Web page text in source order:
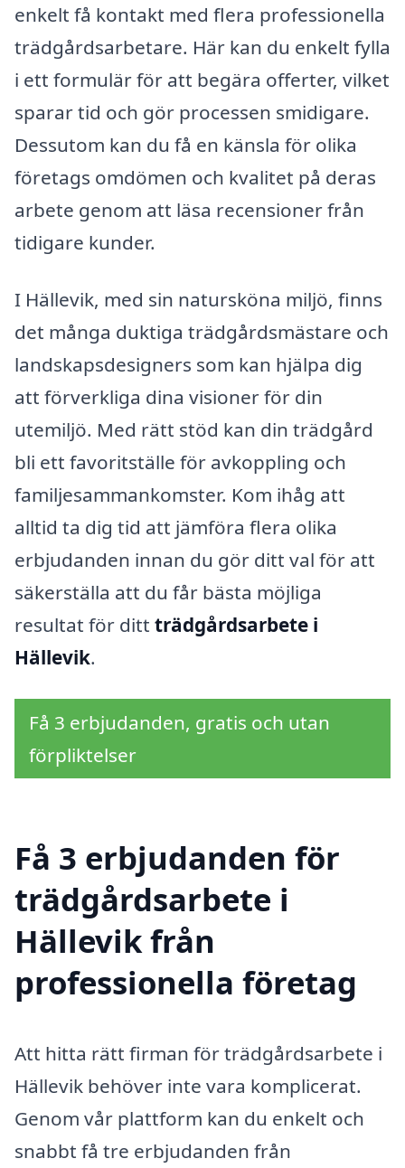
enkelt få kontakt med flera professionella
trädgårdsarbetare. Här kan du enkelt fylla
i ett formulär för att begära offerter, vilket
sparar tid och gör processen smidigare.
Dessutom kan du få en känsla för olika
företags omdömen och kvalitet på deras
arbete genom att läsa recensioner från
tidigare kunder.
I Hällevik, med sin natursköna miljö, finns
det många duktiga trädgårdsmästare och
landskapsdesigners som kan hjälpa dig
att förverkliga dina visioner för din
utemiljö. Med rätt stöd kan din trädgård
bli ett favoritställe för avkoppling och
familjesammankomster. Kom ihåg att
alltid ta dig tid att jämföra flera olika
erbjudanden innan du gör ditt val för att
säkerställa att du får bästa möjliga
resultat för ditt trädgårdsarbete i
Hällevik.
Få 3 erbjudanden, gratis och utan
förpliktelser
Få 3 erbjudanden för
trädgårdsarbete i
Hällevik från
professionella företag
Att hitta rätt firman för trädgårdsarbete i
Hällevik behöver inte vara komplicerat.
Genom vår plattform kan du enkelt och
snabbt få tre erbjudanden från